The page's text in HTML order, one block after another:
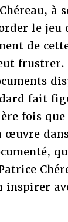
à
le jeu
de
fait
fois
œuvre
inspirer